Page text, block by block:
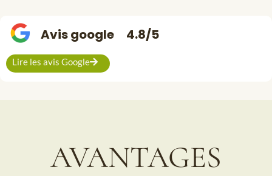
Avis google 4.8/5
Lire les avis Google
AVANTAGES